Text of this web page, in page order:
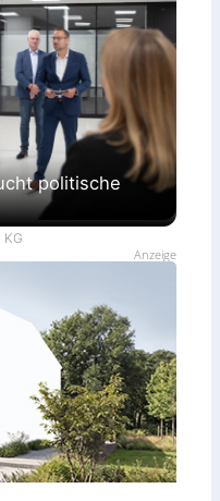
politische
KG
Anzeige